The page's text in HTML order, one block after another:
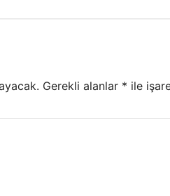
Gerekli alanlar * ile